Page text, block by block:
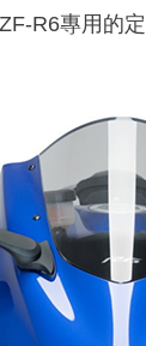
R6專用的